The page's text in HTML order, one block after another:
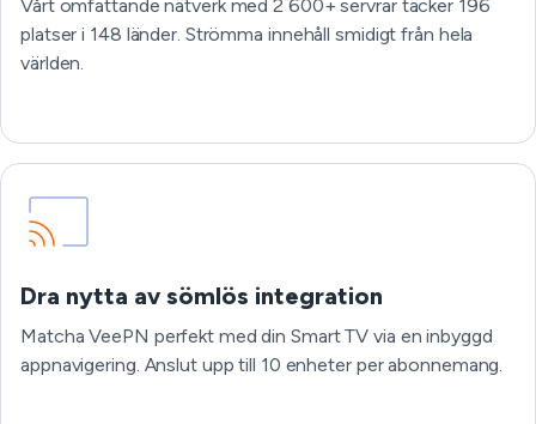
Vårt omfattande nätverk med 2 600+ servrar täcker 196
platser i 148 länder. Strömma innehåll smidigt från hela
världen.
Dra nytta av sömlös integration
Matcha VeePN perfekt med din Smart TV via en inbyggd
appnavigering. Anslut upp till 10 enheter per abonnemang.